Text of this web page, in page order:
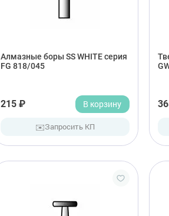
Алмазные боры SS WHITE серия
FG 818/045
215 ₽ В корзину
✉️Запросить КП